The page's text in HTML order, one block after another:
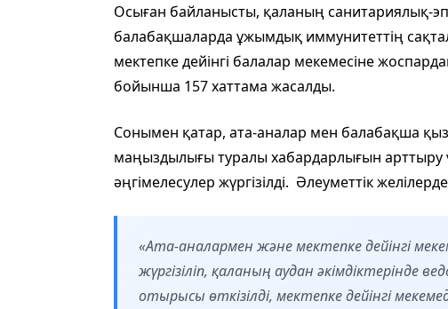
Осыған байланысты, қаланың санитариялық-
балабақшаларда ұжымдық иммунитеттің
мектепке дейінгі балалар мекемесіне
бойынша 157 хаттама жасалды.
Сонымен қатар, ата-аналар мен балабақша
маңыздылығы туралы хабардарлығын арттыру
әңгімелесулер жүргізілді. Әлеуметтік
«Ата-аналармен және мектепке дейінгі
жүргізіліп, қаланың аудан әкімдіктерінде
отырысы өткізілді, мектепке дейінгі